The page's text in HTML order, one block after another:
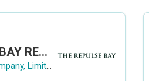
THE REPULSE BAY RECRUITMENT DAY 淺水灣影灣園人才招聘會
The Repulse Bay Company, Limited